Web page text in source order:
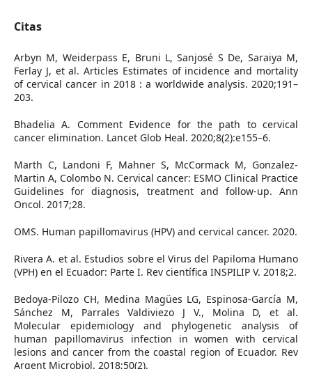
Citas
Arbyn M, Weiderpass E, Bruni L, Sanjosé S De, Saraiya M,
Ferlay J, et al. Articles Estimates of incidence and mortality
of cervical cancer in 2018 : a worldwide analysis. 2020;191–
203.
Bhadelia A. Comment Evidence for the path to cervical
cancer elimination. Lancet Glob Heal. 2020;8(2):e155–6.
Marth C, Landoni F, Mahner S, McCormack M, Gonzalez-
Martin A, Colombo N. Cervical cancer: ESMO Clinical Practice
Guidelines for diagnosis, treatment and follow-up. Ann
Oncol. 2017;28.
OMS. Human papillomavirus (HPV) and cervical cancer. 2020.
Rivera A. et al. Estudios sobre el Virus del Papiloma Humano
(VPH) en el Ecuador: Parte I. Rev científica INSPILIP V. 2018;2.
Bedoya-Pilozo CH, Medina Magües LG, Espinosa-García M,
Sánchez M, Parrales Valdiviezo J V., Molina D, et al.
Molecular epidemiology and phylogenetic analysis of
human papillomavirus infection in women with cervical
lesions and cancer from the coastal region of Ecuador. Rev
Argent Microbiol. 2018;50(2).